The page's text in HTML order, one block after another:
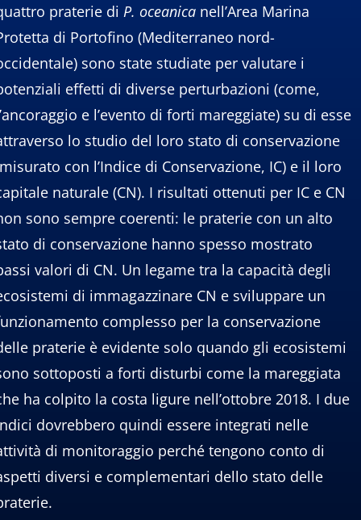
praterie diP. oceanica nell’Area Marina
di Portofino (Mediterraneo nord-
sono state studiate per valutare i
effetti di diverse perturbazioni (come,
e l’evento di forti mareggiate) su di esse
lo studio del loro stato di conservazione
con l’Indice di Conservazione, IC) e il loro
naturale (CN). I risultati ottenuti per IC e CN
sono sempre coerenti: le praterie con un alto
di conservazione hanno spesso mostrato
valori di CN. Un legame tra la capacità degli
di immagazzinare CN e sviluppare un
complesso per la conservazione
praterie è evidente solo quando gli ecosistemi
sottoposti a forti disturbi come la mareggiata
ha colpito la costa ligure nell’ottobre 2018. I due
dovrebbero quindi essere integrati nelle
di monitoraggio perché tengono conto di
diversi e complementari dello stato delle